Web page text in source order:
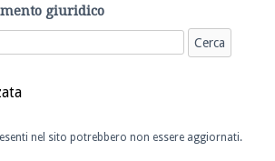
giuridico
nel sito potrebbero non essere aggiornati.